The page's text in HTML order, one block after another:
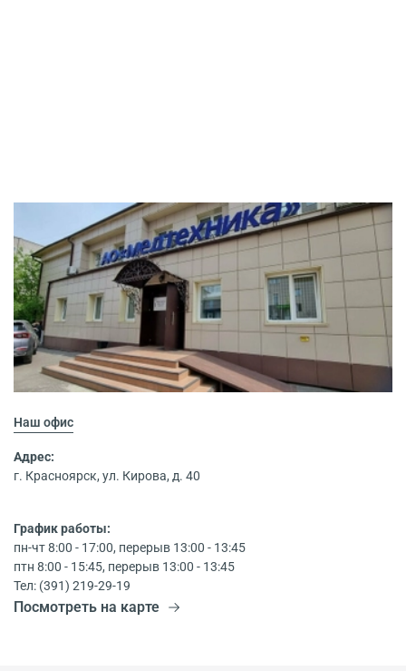
Наш офис
Адрес:
г. Красноярск, ул. Кирова, д. 40
График работы:
пн-чт 8:00 - 17:00, перерыв 13:00 - 13:45
птн 8:00 - 15:45, перерыв 13:00 - 13:45
Тел: (391) 219-29-19
Посмотреть на карте